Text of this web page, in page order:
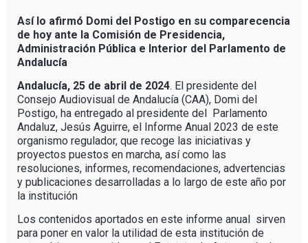
Así lo afirmó Domi del Postigo en su comparecencia
de hoy ante la Comisión de Presidencia,
Administración Pública e Interior del Parlamento de
Andalucía
Andalucía, 25 de abril de 2024. El presidente del
Consejo Audiovisual de Andalucía (CAA), Domi del
Postigo, ha entregado al presidente del Parlamento
Andaluz, Jesús Aguirre, el Informe Anual 2023 de este
organismo regulador, que recoge las iniciativas y
proyectos puestos en marcha, así como las
resoluciones, informes, recomendaciones, advertencias
y publicaciones desarrolladas a lo largo de este año por
la institución
Los contenidos aportados en este informe anual sirven
para poner en valor la utilidad de esta institución de